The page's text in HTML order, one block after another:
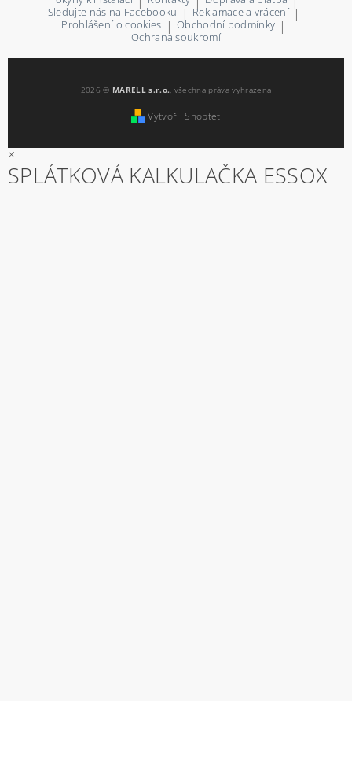
Sledujte nás na Facebooku | Reklamace a vrácení |
Prohlášení o cookies | Obchodní podmínky |
Ochrana soukromí
2026 © MARELL s.r.o. , všechna práva vyhrazena
Vytvořil Shoptet
×
SPLÁTKOVÁ KALKULAČKA ESSOX